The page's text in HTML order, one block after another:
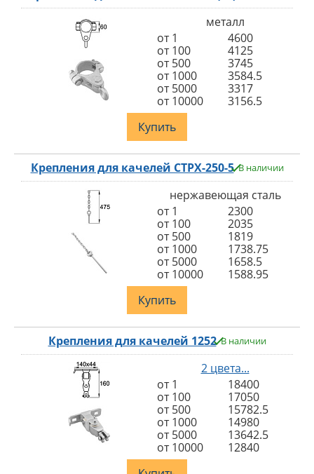
металл
от 1
4600
от 100
4125
от 500
3745
от 1000
3584.5
от 5000
3317
от 10000
3156.5
Купить
Крепления для качелей СТРХ-250-5 В наличии
нержавеющая сталь
от 1
2300
от 100
2035
от 500
1819
от 1000
1738.75
от 5000
1658.5
от 10000
1588.95
Купить
Крепления для качелей 1252 В наличии
2 цвета...
от 1
18400
от 100
17050
от 500
15782.5
от 1000
14980
от 5000
13642.5
от 10000
12840